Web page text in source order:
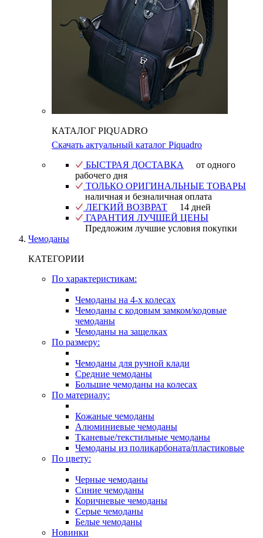
КАТАЛОГ PIQUADRO
Скачать актуальный каталог Piquadro
БЫСТРАЯ ДОСТАВКА
от одного
рабочего дня
ТОЛЬКО ОРИГИНАЛЬНЫЕ ТОВАРЫ
наличная и безналичная оплата
ЛЕГКИЙ ВОЗВРАТ
14 дней
ГАРАНТИЯ ЛУЧШЕЙ ЦЕНЫ
Предложим лучшие условия покупки
Чемоданы
КАТЕГОРИИ
По характеристикам:
Чемоданы на 4-х колесах
Чемоданы с кодовым замком/кодовые
чемоданы
Чемоданы на защелках
По размеру:
Чемоданы для ручной клади
Средние чемоданы
Большие чемоданы на колесах
По материалу:
Кожаные чемоданы
Алюминиевые чемоданы
Тканевые/текстильные чемоданы
Чемоданы из поликарбоната/пластиковые
По цвету:
Черные чемоданы
Синие чемоданы
Коричневые чемоданы
Серые чемоданы
Белые чемоданы
Новинки